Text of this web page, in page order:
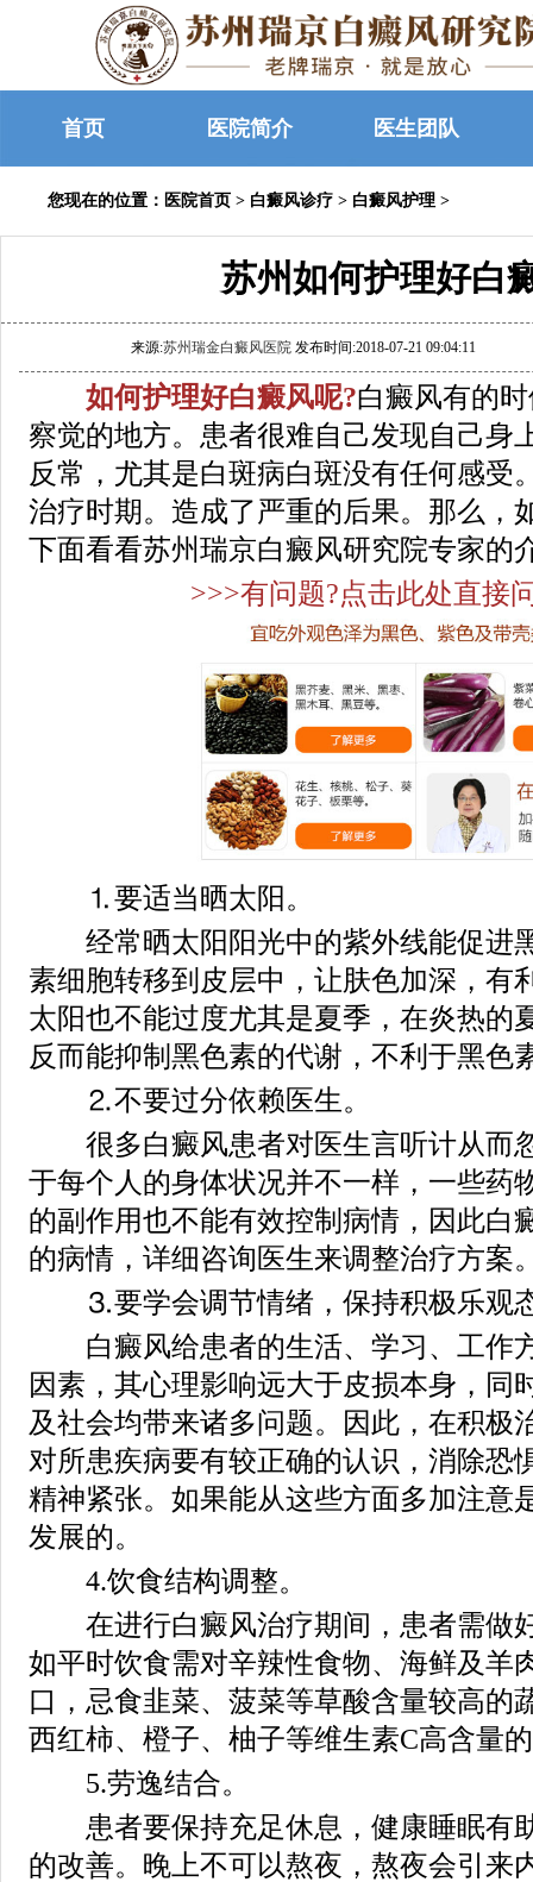
首页 医院简介 医生团队
您现在的位置： 医院首页 > 白癜风诊疗 > 白癜风护理 >
苏州如何护理好白
来源:苏州瑞金白癜风医院 发布时间:2018-07-21 09:04:11
如何护理好白癜风呢?白癜风有的
察觉的地方。患者很难自己发现自己身
反常，尤其是白斑病白斑没有任何感受
治疗时期。造成了严重的后果。那么，
下面看看苏州瑞京白癜风研究院专家的
>>>有问题?点击此处直接
⒈要适当晒太阳。
经常晒太阳阳光中的紫外线能促进
素细胞转移到皮层中，让肤色加深，有
太阳也不能过度尤其是夏季，在炎热的
反而能抑制黑色素的代谢，不利于黑色
⒉不要过分依赖医生。
很多白癜风患者对医生言听计从而
于每个人的身体状况并不一样，一些药
的副作用也不能有效控制病情，因此白
的病情，详细咨询医生来调整治疗方案
⒊要学会调节情绪，保持积极乐观
白癜风给患者的生活、学习、工作
因素，其心理影响远大于皮损本身，同
及社会均带来诸多问题。因此，在积极
对所患疾病要有较正确的认识，消除恐
精神紧张。如果能从这些方面多加注意
发展的。
4.饮食结构调整。
在进行白癜风治疗期间，患者需做
如平时饮食需对辛辣性食物、海鲜及羊
口，忌食韭菜、菠菜等草酸含量较高的
西红柿、橙子、柚子等维生素C高含量
5.劳逸结合。
患者要保持充足休息，健康睡眠有
的改善。晚上不可以熬夜，熬夜会引来